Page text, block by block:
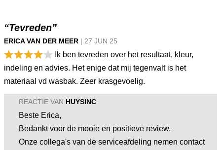
“Tevreden”
ERICA VAN DER MEER | 27 JUN 25
Ik ben tevreden over het resultaat, kleur,
indeling en advies. Het enige dat mij tegenvalt is het
materiaal vd wasbak. Zeer krasgevoelig.
REACTIE VAN HUYSINC
Beste Erica,
Bedankt voor de mooie en positieve review.
Onze collega's van de serviceafdeling nemen contact